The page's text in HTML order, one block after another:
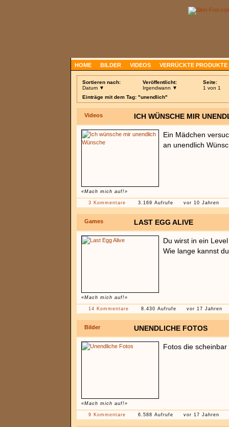
HOME BILDER VIDEOS VERRÜCKTE PRODUKTE
Sortieren nach:
Datum ▼
Veröffentlicht:
Irgendwann ▼
Seite:
1 von 1
Einträge mit dem Tag: "unendlich"
Videos ICH WÜNSCHE MIR
«Mach mich auf!»
Ein Mädchen
an unendlich
3 Kommentare 3.169 Aufrufe vor 10 Jahren
Games LAST EGG ALIVE
«Mach mich auf!»
Du wirst in ein
Wie lange kannst
14 Kommentare 8.430 Aufrufe vor 17 Jahren
Bilder UNENDLICHE FOTOS
«Mach mich auf!»
Fotos die
9 Kommentare 6.588 Aufrufe vor 17 Jahren